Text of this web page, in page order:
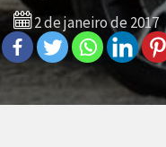
2 de janeiro de 2017